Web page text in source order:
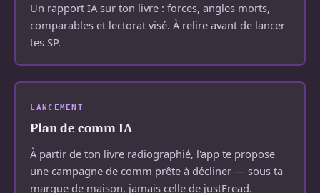
Un rapport IA sur ton livre : forces, angles morts,
comparables et lectorat visé. À relire avant de lancer
tes SP.
LANCEMENT
Plan de comm IA
À partir de ton livre radiographié, l'app te propose
une campagne de comm prête à décliner — sous ta
marque de maison, jamais celle de justEread.